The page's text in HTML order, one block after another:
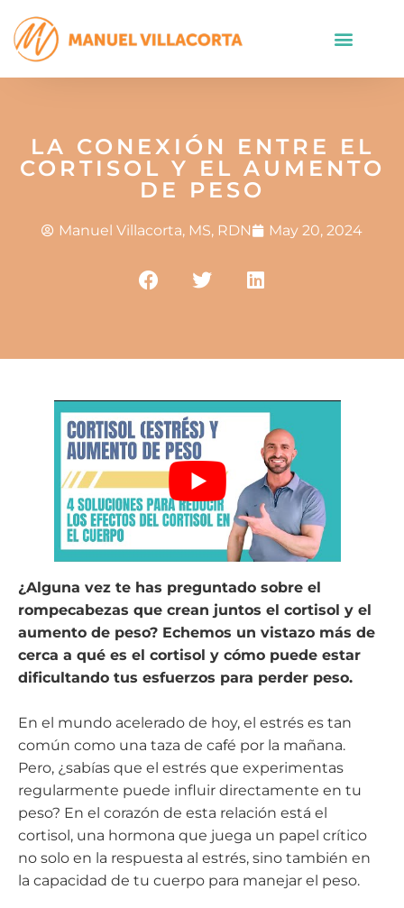
LA CONEXIÓN ENTRE EL
CORTISOL Y EL AUMENTO
DE PESO
Manuel Villacorta, MS, RDN May 20, 2024
¿Alguna vez te has preguntado sobre el
rompecabezas que crean juntos el cortisol y el
aumento de peso? Echemos un vistazo más de
cerca a qué es el cortisol y cómo puede estar
dificultando tus esfuerzos para perder peso.
En el mundo acelerado de hoy, el estrés es tan
común como una taza de café por la mañana.
Pero, ¿sabías que el estrés que experimentas
regularmente puede influir directamente en tu
peso? En el corazón de esta relación está el
cortisol, una hormona que juega un papel crítico
no solo en la respuesta al estrés, sino también en
la capacidad de tu cuerpo para manejar el peso.